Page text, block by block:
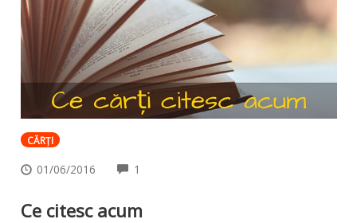
CĂRȚI
01/06/2016 1
Ce citesc acum